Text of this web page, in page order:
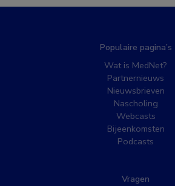
Populaire pagina’s
Wat is MedNet?
Partnernieuws
Nieuwsbrieven
Nascholing
Webcasts
Bijeenkomsten
Podcasts
Vragen